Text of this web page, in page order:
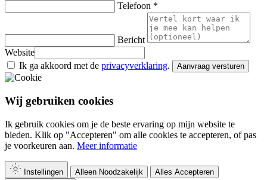
Telefoon *
Bericht
Website
Ik ga akkoord met de privacyverklaring. Aanvraag versturen
Wij gebruiken cookies
Ik gebruik cookies om je de beste ervaring op mijn website te
bieden. Klik op "Accepteren" om alle cookies te accepteren, of pas
je voorkeuren aan. Meer informatie
Instellingen Alleen Noodzakelijk
Alles Accepteren